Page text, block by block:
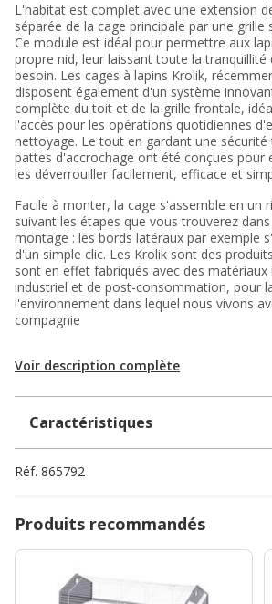
L'habitat est complet avec une extension
séparée de la cage principale par une grille
Ce module est idéal pour permettre aux
propre nid, leur laissant toute la
besoin. Les cages à lapins Krolik,
disposent également d'un système
complète du toit et de la grille frontale,
l'accès pour les opérations quotidiennes
nettoyage. Le tout en gardant une sécurité
pattes d'accrochage ont été conçues pour
les déverrouiller facilement, efficace et
Facile à monter, la cage s'assemble en un
suivant les étapes que vous trouverez
montage : les bords latéraux par exemple
d'un simple clic. Les Krolik sont des
sont en effet fabriqués avec des matériaux
industriel et de post-consommation, pour
l'environnement dans lequel nous vivons
compagnie
Voir description complète
Caractéristiques
Réf. 865792
Produits recommandés